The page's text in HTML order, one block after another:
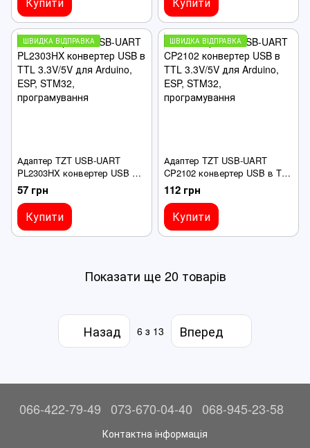
ШВИДКА ВІДПРАВКА
Адаптер TZT USB-UART
PL2303HX конвертер USB в
TTL 3.3V/5V для Arduino, ESP,
STM32, програмування
57 грн
Купити
ШВИДКА ВІДПРАВКА
Адаптер TZT USB-UART
CP2102 конвертер USB в TTL
3.3V/5V для Arduino, ESP,
STM32, програмування
112 грн
Купити
Показати ще 20 товарів
Назад 6 з 13 Вперед
066-422-79-49 073-670-04-40 068-945-23-58
Контактна інформація